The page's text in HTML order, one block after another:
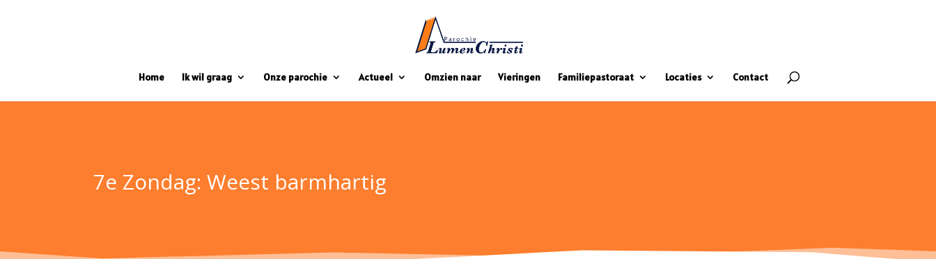
Home Ik wil graag Onze parochie Actueel Omzien naar Vieringen Familiepastoraat Locaties Contact
7e Zondag: Weest barmhartig